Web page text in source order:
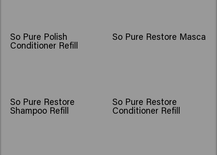
So Pure Polish
Conditioner Refill
So Pure Restore Masca
So Pure Restore
Shampoo Refill
So Pure Restore
Conditioner Refill